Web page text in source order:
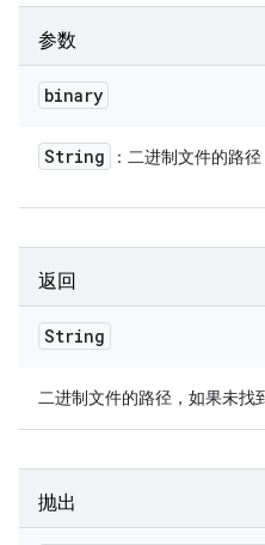
参数
binary
String ：二进制文件的路
返回
String
二进制文件的路径，如果未找
抛出